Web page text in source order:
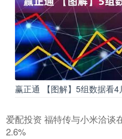
赢正通 【图解】5组数据看
爱配投资 福特传与小米洽谈
2.6%